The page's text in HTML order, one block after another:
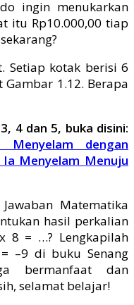
ingin menukarkan
itu Rp10.000,00 tiap
Setiap kotak berisi 6
1.12. Berapa
4 dan 5, buka disini:
Menyelam dengan
Menyelam Menuju
Matematika
hasil perkalian
8 = …? Lengkapilah
–9 di buku Senang
bermanfaat dan
selamat belajar!